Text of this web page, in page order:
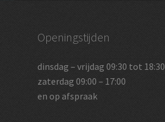
Openingstijden
dinsdag – vrijdag 09:30 tot 18:30
zaterdag 09:00 – 17:00
en op afspraak